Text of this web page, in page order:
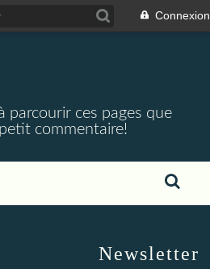
Connexion
parcourir ces pages que
commentaire!
Newsletter